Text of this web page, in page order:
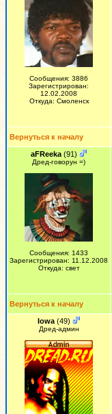
Сообщения: 3886
Зарегистрирован:
12.02.2008
Откуда: Смоленск
Вернуться к началу
aFReeka (91)
Дред-говорун =)
Сообщения: 1433
Зарегистрирован: 11.12.2008
Откуда: свет
Вернуться к началу
Iowa (49)
Дред-админ